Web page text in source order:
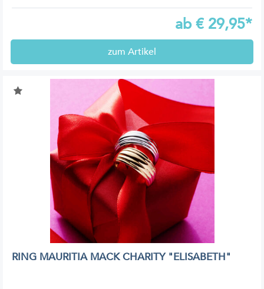
ab€ 29,95*
zum Artikel
RING MAURITIA MACK CHARITY "ELISABETH"